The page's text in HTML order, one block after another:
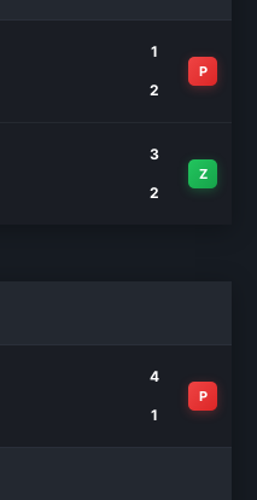
1
2
P
3
2
Z
4
1
P